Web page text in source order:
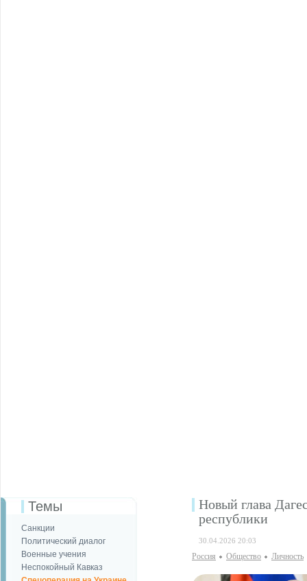
Темы
Санкции
Политический диалог
Военные учения
Неспокойный Кавказ
Новый глава
республики
30.04.2026 20:03
Россия Общество Личность